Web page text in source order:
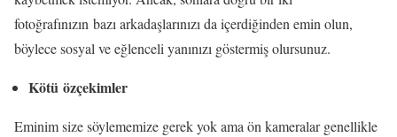
fotoğrafınızın bazı arkadaşlarınızı da içerdiğinden emin olun,
böylece sosyal ve eğlenceli yanınızı göstermiş olursunuz.
Kötü özçekimler
Eminim size söylememize gerek yok ama ön kameralar genellikle